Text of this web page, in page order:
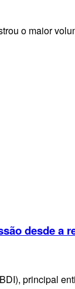
o maior
desde a
principal